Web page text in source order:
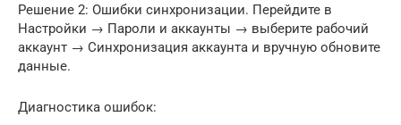
Решение 2: Ошибки синхронизации. Перейдите в
Настройки → Пароли и аккаунты → выберите рабочий
аккаунт → Синхронизация аккаунта и вручную обновите
данные.
Диагностика ошибок: